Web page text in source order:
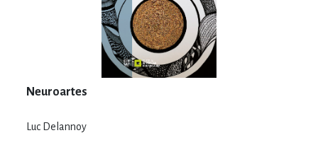
Neuroartes
Luc Delannoy